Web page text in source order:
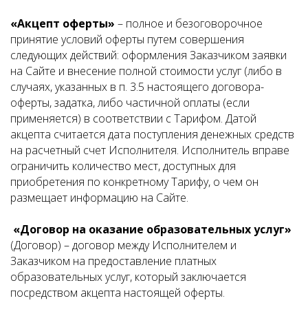
«Акцепт оферты» – полное и безоговорочное
принятие условий оферты путем совершения
следующих действий: оформления Заказчиком заявки
на Сайте и внесение полной стоимости услуг (либо в
случаях, указанных в п. 3.5 настоящего договора-
оферты, задатка, либо частичной оплаты (если
применяется) в соответствии с Тарифом. Датой
акцепта считается дата поступления денежных средств
на расчетный счет Исполнителя. Исполнитель вправе
ограничить количество мест, доступных для
приобретения по конкретному Тарифу, о чем он
размещает информацию на Сайте.
«Договор на оказание образовательных услуг»
(Договор) – договор между Исполнителем и
Заказчиком на предоставление платных
образовательных услуг, который заключается
посредством акцепта настоящей оферты.